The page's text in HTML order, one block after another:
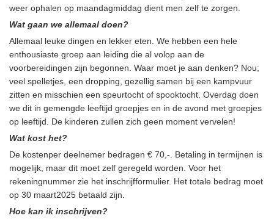
weer ophalen op maandagmiddag dient men zelf te zorgen.
Wat gaan we allemaal doen?
Allemaal leuke dingen en lekker eten. We hebben een hele
enthousiaste groep aan leiding die al volop aan de
voorbereidingen zijn begonnen. Waar moet je aan denken? Nou;
veel spelletjes, een dropping, gezellig samen bij een kampvuur
zitten en misschien een speurtocht of spooktocht. Overdag doen
we dit in gemengde leeftijd groepjes en in de avond met groepjes
op leeftijd. De kinderen zullen zich geen moment vervelen!
Wat kost het?
De kostenper deelnemer bedragen € 70,-. Betaling in termijnen is
mogelijk, maar dit moet zelf geregeld worden. Voor het
rekeningnummer zie het inschrijfformulier. Het totale bedrag moet
op 30 maart2025 betaald zijn.
Hoe kan ik inschrijven?